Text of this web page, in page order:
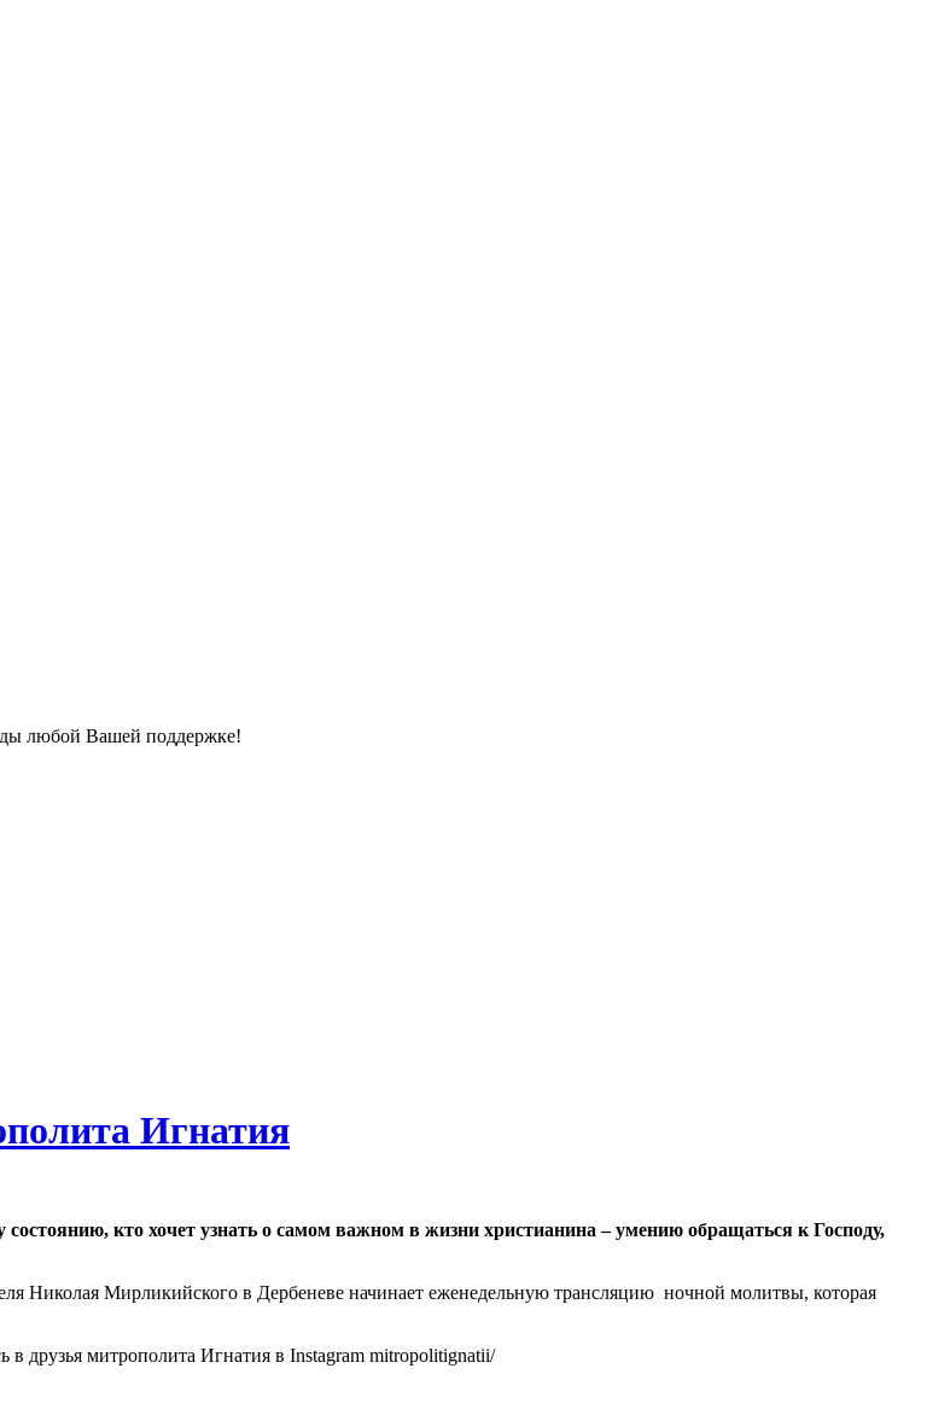
любой Вашей поддержке!
Игнатия
кто хочет узнать о самом важном в жизни христианина – умению обращаться к Господу,
Николая Мирликийского в Дербеневе начинает еженедельную трансляцию ночной молитвы, которая
друзья митрополита Игнатия в Instagram mitropolitignatii/